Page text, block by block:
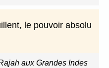
le pouvoir absolu
aux Grandes Indes